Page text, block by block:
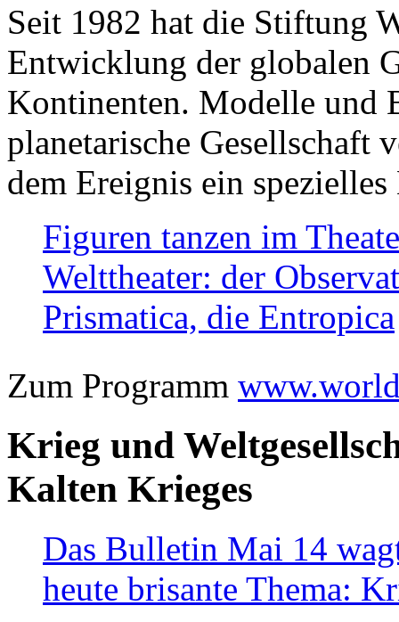
Seit 1982 hat die Stiftung
Entwicklung der globalen
Kontinenten. Modelle und
planetarische Gesellschaft
dem Ereignis ein
Figuren tanzen im
Welttheater: der
Prismatica, die Entropica
Zum Programm
Krieg und
Kalten Krieges
Das Bulletin Mai 14
heute brisante Thema: